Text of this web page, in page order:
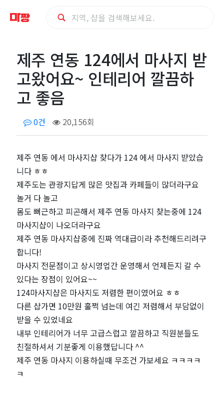
제
주
연
124
에
서
마
사
지
받
고
왔
어
요
제주 연동 124에서 마사지 받
고왔어요~ 인테리어 깔끔하
고 좋음
0건 20,156회
제주 연동 에서 마사지샵 찾다가 124 에서 마사지 받았습
니다 ㅎㅎ
제주도는 관광지답게 많은 맛집과 카페들이 많더라구요
놀거 다 놀고
몸도 뻐근하고 피곤해서 제주 연동 마사지 찾는중에 124
마사지샵이 나오더라구요
제주 연동 마사지샵중에 진짜 역대급이라 추천해드리려구
합니다!
마사지 전문점이고 상시영업간 운영해서 언제든지 갈 수
있다는 장점이 있어요~~
124마사지샵은 마사지도 저렴한 편이였어요 ㅎㅎ
다른 샵가면 10만원 훌쩍 넘는데 여긴 저렴해서 부담없이
받을 수 있었네요
내부 인테리어가 너무 고급스럽고 깔끔하고 직원분들도
친절하셔서 기분좋게 이용했답니다 ^^
제주 연동 마사지 이용하실때 무조건 가보세요 ㅋㅋㅋㅋ
ㅋ